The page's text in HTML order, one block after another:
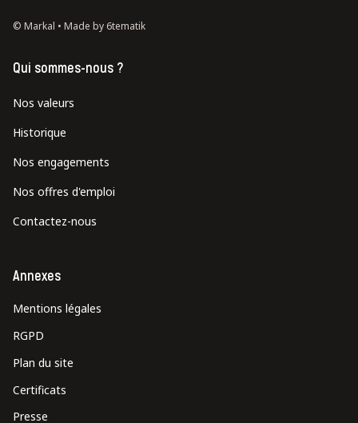
© Markal • Made by 6tematik
Qui sommes-nous ?
Nos valeurs
Historique
Nos engagements
Nos offres d'emploi
Contactez-nous
Annexes
Mentions légales
RGPD
Plan du site
Certificats
Presse